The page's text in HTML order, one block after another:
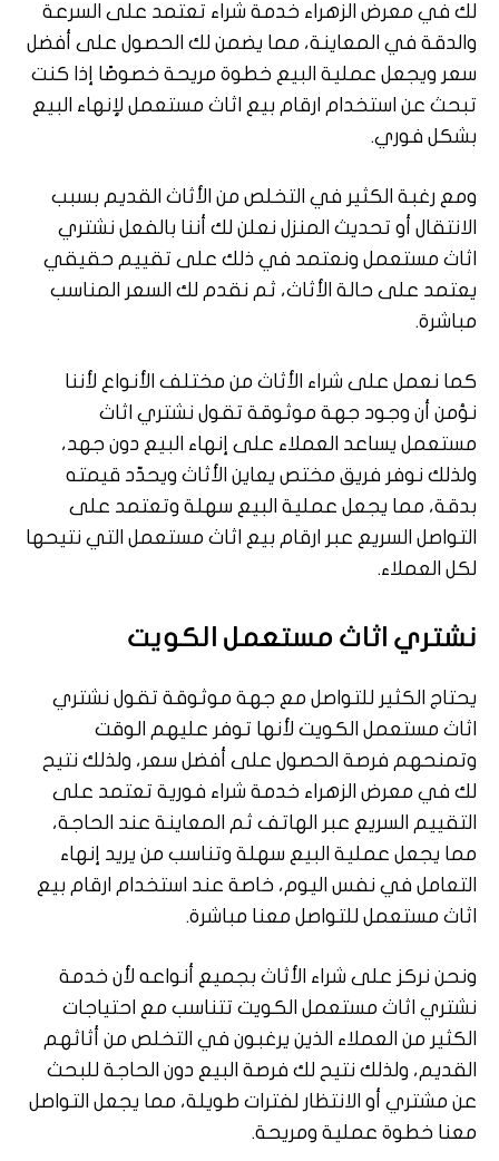
لك في معرض الزهراء خدمة شراء تعتمد على السرعة
والدقة في المعاينة، مما يضمن لك الحصول على أفضل
سعر ويجعل عملية البيع خطوة مريحة خصوصًا إذا كنت
تبحث عن استخدام ارقام بيع اثاث مستعمل لإنهاء البيع
بشكل فوري.
ومع رغبة الكثير في التخلص من الأثاث القديم بسبب
الانتقال أو تحديث المنزل نعلن لك أننا بالفعل نشتري
اثاث مستعمل ونعتمد في ذلك على تقييم حقيقي
يعتمد على حالة الأثاث، ثم نقدم لك السعر المناسب
مباشرة.
كما نعمل على شراء الأثاث من مختلف الأنواع لأننا
نؤمن أن وجود جهة موثوقة تقول نشتري اثاث
مستعمل يساعد العملاء على إنهاء البيع دون جهد،
ولذلك نوفر فريق مختص يعاين الأثاث ويحدّد قيمته
بدقة، مما يجعل عملية البيع سهلة وتعتمد على
التواصل السريع عبر ارقام بيع اثاث مستعمل التي نتيحها
لكل العملاء.
نشتري اثاث مستعمل الكويت
يحتاج الكثير للتواصل مع جهة موثوقة تقول نشتري
اثاث مستعمل الكويت لأنها توفر عليهم الوقت
وتمنحهم فرصة الحصول على أفضل سعر، ولذلك نتيح
لك في معرض الزهراء خدمة شراء فورية تعتمد على
التقييم السريع عبر الهاتف ثم المعاينة عند الحاجة،
مما يجعل عملية البيع سهلة وتناسب من يريد إنهاء
التعامل في نفس اليوم، خاصة عند استخدام ارقام بيع
اثاث مستعمل للتواصل معنا مباشرة.
ونحن نركز على شراء الأثاث بجميع أنواعه لأن خدمة
نشتري اثاث مستعمل الكويت تتناسب مع احتياجات
الكثير من العملاء الذين يرغبون في التخلص من أثاثهم
القديم، ولذلك نتيح لك فرصة البيع دون الحاجة للبحث
عن مشتري أو الانتظار لفترات طويلة، مما يجعل التواصل
معنا خطوة عملية ومريحة.